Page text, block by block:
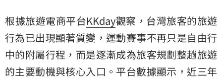
根據旅遊電商平台KKday觀察，台灣旅客的旅遊
行為已出現顯著質變，運動賽事不再只是自由行
中的附屬行程，而是逐漸成為旅客規劃整趟旅遊
的主要動機與核心入口。平台數據顯示，近三年